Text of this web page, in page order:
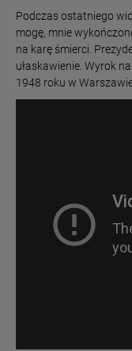
Podczas ostatniego
mogę, mnie
na karę śmierci.
ułaskawienie. Wyrok
1948 roku w